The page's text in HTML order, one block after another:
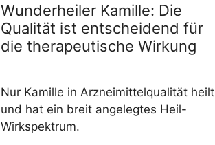
Wunderheiler Kamille: Die
Qualität ist entscheidend für
die therapeutische Wirkung
Nur Kamil­le in Arz­nei­mit­tel­qua­li­tät heilt
und hat ein breit ange­leg­tes Heil-
Wirkspektrum.